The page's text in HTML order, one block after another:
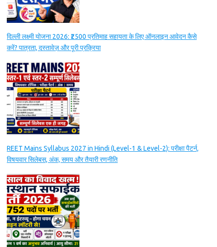
दिल्ली लक्ष्मी योजना 2026: ₹2500 प्रतिमाह सहायता के लिए ऑनलाइन आवेदन कैसे
करें? पात्रता, दस्तावेज़ और पूरी प्रक्रिया
REET Mains Syllabus 2027 in Hindi (Level-1 & Level-2): परीक्षा पैटर्न,
विषयवार सिलेबस, अंक, समय और तैयारी रणनीति